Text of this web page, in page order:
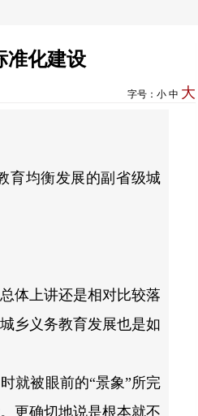
准化建设
字号：小 中 大
育均衡发展的副省级城
体上讲还是相对比较落
乡义务教育发展也是如
就被眼前的“景象”所完
更确切地说是根本就不